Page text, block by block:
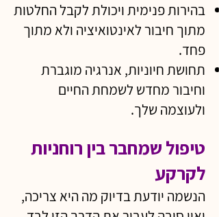
בהירות פנימית ויכולת לקבל החלטות
מתוך חיבור לאינטואיציה ולא מתוך
פחד.
תחושת חיוניות, אנרגיה מוגברת
וחיבור מחדש לשמחת החיים
ולעוצמה שלך.
טיפול שמחבר בין רוחניות
לקרקע
הנשמה יודעת בדיוק מה היא צריכה,